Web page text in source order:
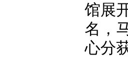
馆展
名，
心分